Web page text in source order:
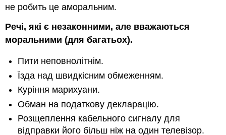
не робить це аморальним.
Речі, які є незаконними, але вважаються
моральними (для багатьох).
Пити неповнолітнім.
Їзда над швидкісним обмеженням.
Куріння марихуани.
Обман на податкову декларацію.
Розщеплення кабельного сигналу для
відправки його більш ніж на один телевізор.